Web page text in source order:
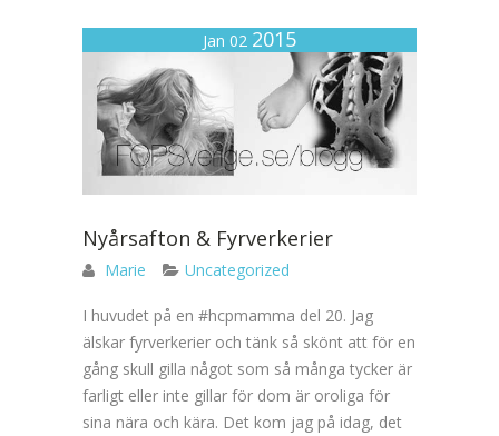
Jan 02 2015
Nyårsafton & Fyrverkerier
Marie Uncategorized
I huvudet på en #hcpmamma del 20. Jag
älskar fyrverkerier och tänk så skönt att för en
gång skull gilla något som så många tycker är
farligt eller inte gillar för dom är oroliga för
sina nära och kära. Det kom jag på idag, det